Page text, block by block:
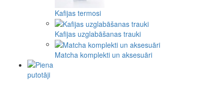
Kafijas termosi
Kafijas uzglabāšanas trauki
Matcha komplekti un aksesuāri